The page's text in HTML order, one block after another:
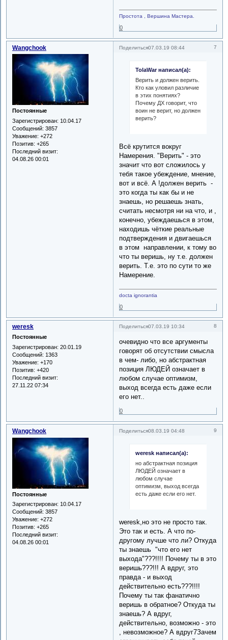
Простота , Вершина Мастера.
0
Поделиться 7
07.03.19 08:44
Wangchook
Постоянные
Зарегистрирован: 10.04.17
Сообщений: 3857
Уважение: +272
Позитив: +265
Последний визит:
04.08.26 00:01
TolaWar написал(а):
Верить и должен верить.
Кто как уловил различие
в этих понятиях?
Почему ДХ говорит, что
воин не верит, но должен
верить?
Всё крутится вокруг
Намерения. "Верить" - это
значит что вот сложилось у
тебя такое убеждение, мнение,
вот и всё. А !должен верить -
это когда ты как бы и не
знаешь, но решаешь знать,
считать несмотря ни на что, и ,
конечно, убеждаешься в этом,
находишь чёткие реальные
подтверждения и двигаешься
в этом направлении, к тому во
что ты веришь, ну т.е. должен
верить. Т.е. это по сути то же
Намерение.
docta ignorantia
0
Поделиться 8
07.03.19 10:34
weresk
Постоянные
Зарегистрирован: 20.01.19
Сообщений: 1363
Уважение: +170
Позитив: +420
Последний визит:
27.11.22 07:34
очевидно что все аргументы
говорят об отсутствии смысла
в чем- либо, но абстрактная
позиция ЛЮДЕЙ означает в
любом случае оптимизм,
выход всегда есть даже если
его нет..
0
Поделиться 9
08.03.19 04:48
Wangchook
Постоянные
Зарегистрирован: 10.04.17
Сообщений: 3857
Уважение: +272
Позитив: +265
Последний визит:
04.08.26 00:01
weresk написал(а):
но абстрактная позиция
ЛЮДЕЙ означает в
любом случае
оптимизм, выход всегда
есть даже если его нет.
weresk,но это не просто так.
Это так и есть. А что по-
другому лучше что ли? Откуда
ты знаешь "что его нет
выхода"???!!!! Почему ты в это
веришь???!!! А вдруг, это
правда - и выход
действительно есть???!!!!
Почему ты так фанатично
веришь в обратное? Откуда ты
знаешь? А вдруг,
действительно, возможно - это
, невозможное? А вдруг7Зачем